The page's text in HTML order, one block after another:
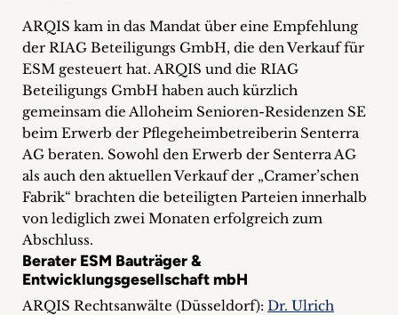
Podcasts
+
Team
Philosophie
Presseanfragen
Kontakt
ARQIS kam in das Mandat über eine Empfehlung
der RIAG Beteiligungs GmbH, die den Verkauf für
ESM gesteuert hat. ARQIS und die RIAG
Beteiligungs GmbH haben auch kürzlich
gemeinsam die Alloheim Senioren-Residenzen SE
beim Erwerb der Pflegeheimbetreiberin Senterra
AG beraten. Sowohl den Erwerb der Senterra AG
als auch den aktuellen Verkauf der „Cramer’schen
Fabrik“ brachten die beteiligten Parteien innerhalb
von lediglich zwei Monaten erfolgreich zum
Abschluss.
Berater ESM Bauträger &
Entwicklungsgesellschaft mbH
ARQIS Rechtsanwälte (Düsseldorf): Dr. Ulrich